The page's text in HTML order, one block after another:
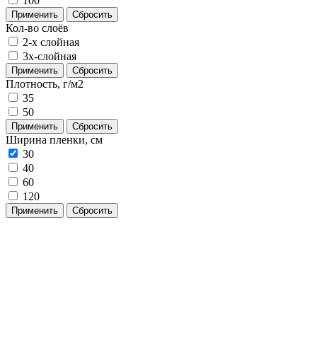
Применить Сбросить
Кол-во слоёв
2-х слойная
3х-слойная
Применить Сбросить
Плотность, г/м2
35
50
Применить Сбросить
Ширина пленки, см
30
40
60
120
Применить Сбросить